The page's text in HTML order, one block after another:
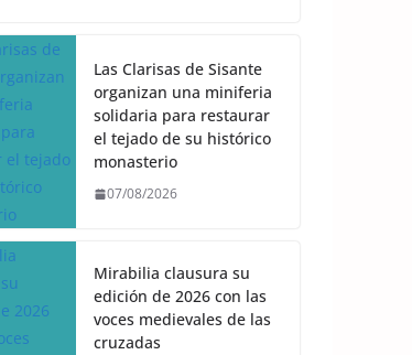
Las Clarisas de Sisante
organizan una miniferia
solidaria para restaurar
el tejado de su histórico
monasterio
07/08/2026
Mirabilia clausura su
edición de 2026 con las
voces medievales de las
cruzadas